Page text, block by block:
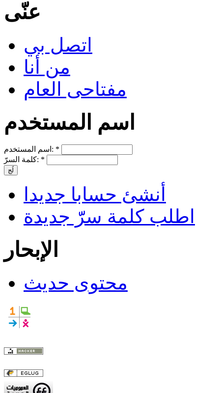
عنّى
اتصل بي
من أنا
مفتاحى العام
اسم المستخدم
اسم المستخدم: *
كلمة السرّ: *
أنشئ حسابا جديدا
اطلب كلمة سرّّ جديدة
الإبحار
محتوى حديث